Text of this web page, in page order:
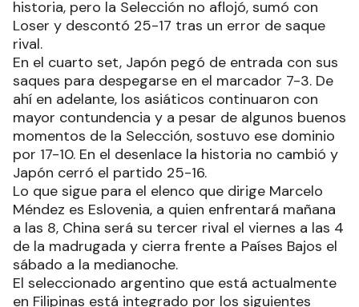
historia, pero la Selección no aflojó, sumó con
Loser y descontó 25-17 tras un error de saque
rival.
En el cuarto set, Japón pegó de entrada con sus
saques para despegarse en el marcador 7-3. De
ahí en adelante, los asiáticos continuaron con
mayor contundencia y a pesar de algunos buenos
momentos de la Selección, sostuvo ese dominio
por 17-10. En el desenlace la historia no cambió y
Japón cerró el partido 25-16.
Lo que sigue para el elenco que dirige Marcelo
Méndez es Eslovenia, a quien enfrentará mañana
a las 8, China será su tercer rival el viernes a las 4
de la madrugada y cierra frente a Países Bajos el
sábado a la medianoche.
El seleccionado argentino que está actualmente
en Filipinas está integrado por los siguientes